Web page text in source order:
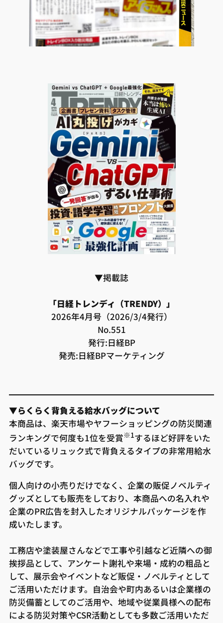
▼掲載誌
「日経トレンディ（TRENDY）」
2026年4月号（2026/3/4発行）
No.551
発行:日経BP
発売:日経BPマーケティング
▼らくらく背負える給水バッグについて
本商品は、楽天市場やヤフーショッピングの防災関連
ランキングで何度も1位を受賞※1するほど好評をいた
だいているリュック式で背負えるタイプの非常用給水
バッグです。
個人向けの小売りだけでなく、企業の販促ノベルティ
グッズとしても販売をしており、本商品への名入れや
企業のPR広告を封入したオリジナルパッケージを作
成いたします。
工務店や塗装屋さんなどで工事や引越など近隣への御
挨拶品として、アンケート謝礼や来場・成約の粗品と
して、展示会やイベントなど販促・ノベルティとして
ご活用いただけます。自治会や町内あるいは企業様の
防災備蓄としてのご活用や、地域や従業員様への配布
による防災対策やCSR活動としても多数ご活用いただ